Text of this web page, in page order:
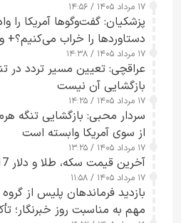
۱۷ مرداد ۱۴۰۵ / ۱۴:۵۶
پزشکیان: گفت‌وگوها آمریکا را
دستاوردها را خراب می‌کنیم؟+
۱۷ مرداد ۱۴۰۵ / ۱۴:۳۸
عراقچی: تعیین مسیر تردد در
بازگشایی آن نیست
۱۷ مرداد ۱۴۰۵ / ۱۴:۲۵
سردار محبی: بازگشایی تنگه
از سوی آمریکا وابسته است
۱۷ مرداد ۱۴۰۵ / ۱۳:۲۵
آخرین قیمت سکه، طلا و دلار 17 مرداد1405
۱۷ مرداد ۱۴۰۵ / ۱۱:۵۸
بازدید فرماندهان پلیس از
مهم به مناسبت روز خبرنگار؛